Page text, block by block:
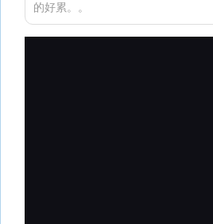
的好累。。